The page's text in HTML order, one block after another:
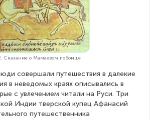
Сказание о Мамаевом побоище
совершали путешествия в далекие
в неведомых краях описывались в
с увлечением читали на Руси. Три
Индии тверской купец Афанасий
путешественника